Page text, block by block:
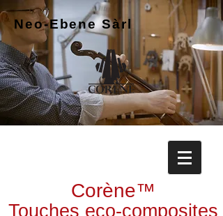
Neo-EbeneSàrl
Corène™
Touches eco-composites